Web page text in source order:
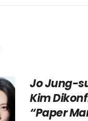
Jo Jung-
Kim
“Paper